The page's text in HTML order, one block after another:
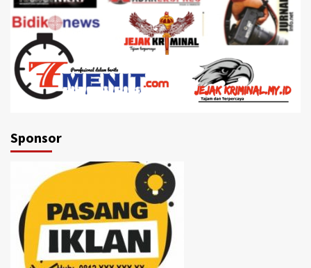
Sponsor